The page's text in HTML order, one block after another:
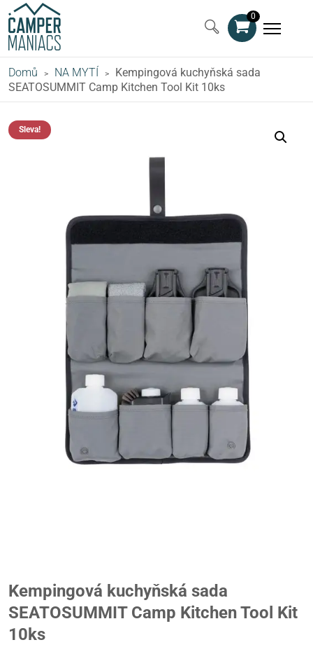
0
Domů > NA MYTÍ >
Kempingová kuchyňská sada
SEATOSUMMIT Camp Kitchen Tool Kit 10ks
Sleva!
Kempingová kuchyňská sada
SEATOSUMMIT Camp Kitchen Tool Kit
10ks